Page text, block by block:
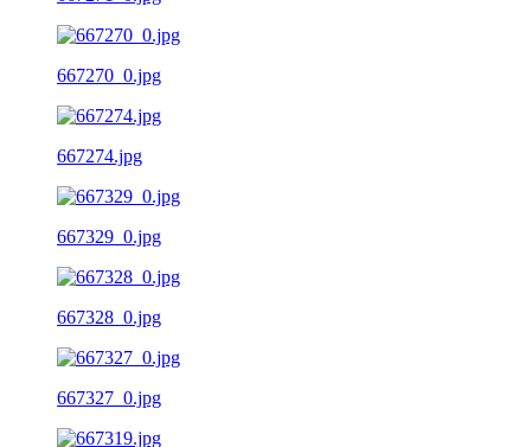
667270_0.jpg
667274.jpg
667329_0.jpg
667328_0.jpg
667327_0.jpg